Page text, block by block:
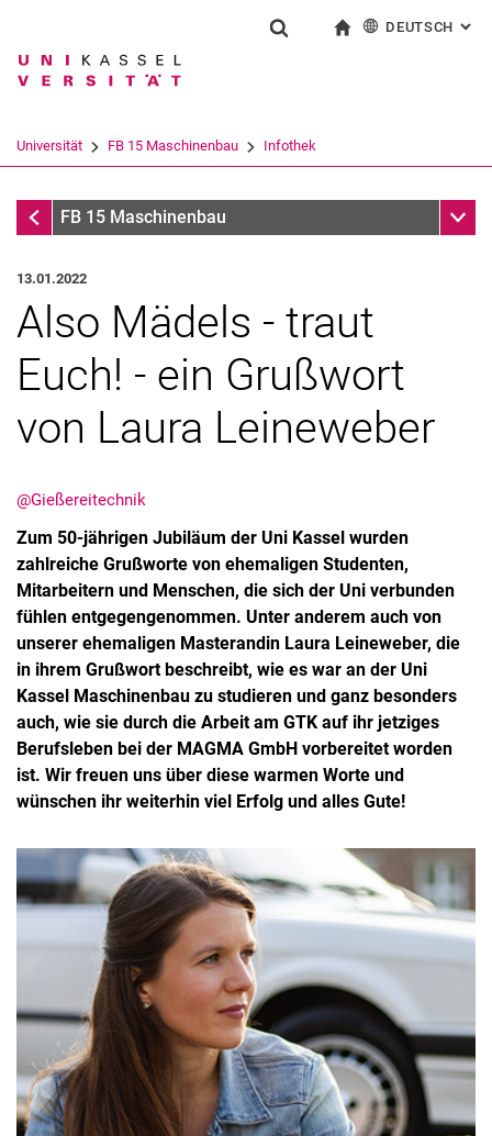
Springe direkt zu: Inhalt
Springe direkt zu: Suche
Springe direkt zu:
Suchbegriff
Suchen (öffnet externen Link in einem
DEUTSCH :
Universität FB 15 Maschinenbau Infothek
InfothekFB 15 Maschinenbau
Stellenangebote
Shop
Angebote für Schüler:innen / Studieninteressierte
50 Jahre Maschinenbau
Mediathek
Suche
13.01.2022
Also Mädels - traut
Euch! - ein Grußwort
von Laura Leineweber
@Gießereitechnik
Zum 50-jährigen Jubiläum der Uni Kassel wurden
zahlreiche Grußworte von ehemaligen Studenten,
Mitarbeitern und Menschen, die sich der Uni verbunden
fühlen entgegengenommen. Unter anderem auch von
unserer ehemaligen Masterandin Laura Leineweber, die
in ihrem Grußwort beschreibt, wie es war an der Uni
Kassel Maschinenbau zu studieren und ganz besonders
auch, wie sie durch die Arbeit am GTK auf ihr jetziges
Berufsleben bei der MAGMA GmbH vorbereitet worden
ist. Wir freuen uns über diese warmen Worte und
wünschen ihr weiterhin viel Erfolg und alles Gute!